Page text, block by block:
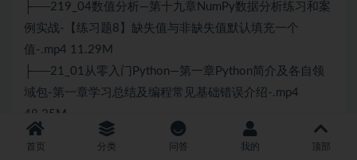
├──219_04数值分析—第十九章NumPy数据分析练习和案
例实战-【练习题8】缺失值与非缺失值默认填充一个
值-.mp4 11.29M
├──21_01从零入门Python—第一章Python简介及各自领
域包-第一章学习总结及编程常见基础错误介绍-.mp4
48.25M
├──220_04数值分析—第十九章NumPy数据分析练习和案
首页 分类 问答 我的 顶部